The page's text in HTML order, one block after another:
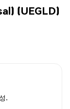
(UEGLD)
.